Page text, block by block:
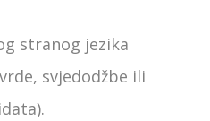
stranog jezika
svjedodžbe ili